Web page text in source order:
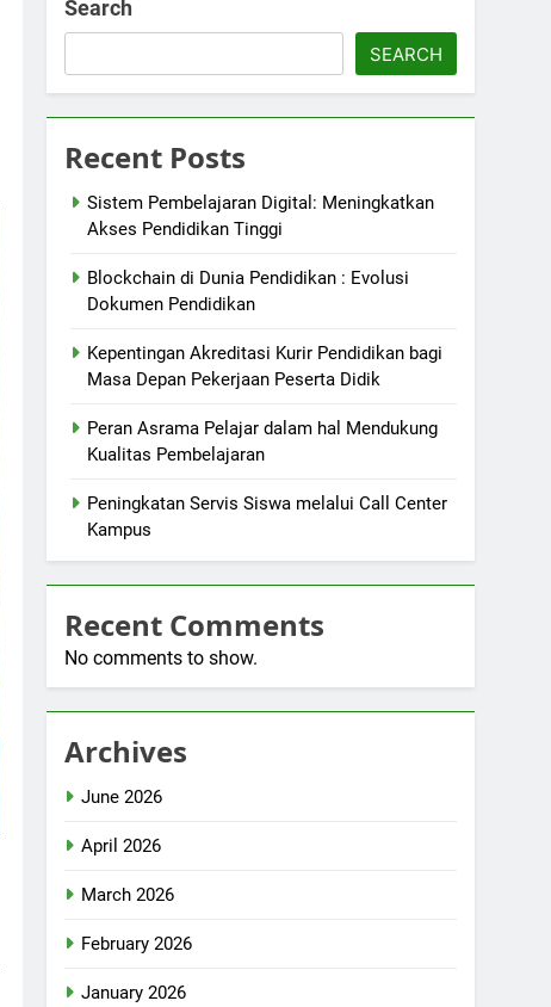
Search
SEARCH
Recent Posts
Sistem Pembelajaran Digital: Meningkatkan
Akses Pendidikan Tinggi
Blockchain di Dunia Pendidikan : Evolusi
Dokumen Pendidikan
Kepentingan Akreditasi Kurir Pendidikan bagi
Masa Depan Pekerjaan Peserta Didik
Peran Asrama Pelajar dalam hal Mendukung
Kualitas Pembelajaran
Peningkatan Servis Siswa melalui Call Center
Kampus
Recent Comments
No comments to show.
Archives
June 2026
April 2026
March 2026
February 2026
January 2026